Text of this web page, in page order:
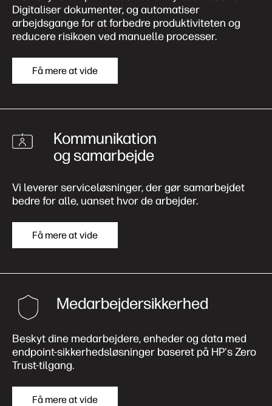
Digitaliser dokumenter, og automatiser
arbejdsgange for at forbedre produktiviteten og
reducere risikoen ved manuelle processer.
Få mere at vide
Kommunikation
og samarbejde
Vi leverer serviceløsninger, der gør samarbejdet
bedre for alle, uanset hvor de arbejder.
Få mere at vide
Medarbejdersikkerhed
Beskyt dine medarbejdere, enheder og data med
endpoint-sikkerhedsløsninger baseret på HP's Zero
Trust-tilgang.
Få mere at vide